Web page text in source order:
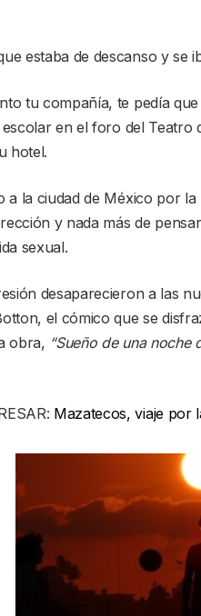
estaba de descanso y se
tu compañía, te pedía
en el foro del Teatro
hotel.
a la ciudad de México por
y nada más de
sexual.
desaparecieron a las
el cómico que se
obra, “Sueño de una noche
Mazatecos, viaje por